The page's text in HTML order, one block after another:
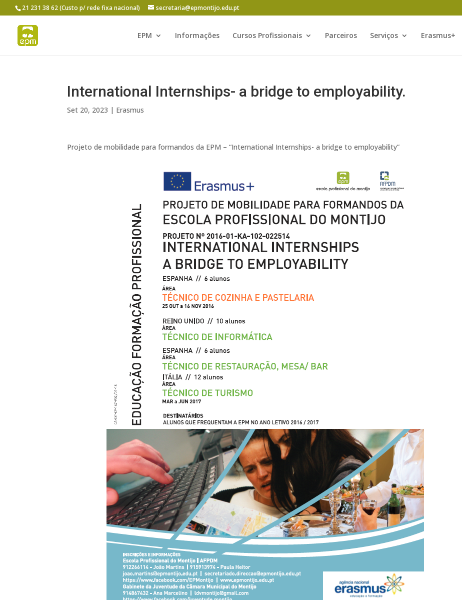
21 231 38 62 (Custo p/ rede fixa nacional) secretaria@epmontijo.edu.pt
EPM Informações Cursos Profissionais Parceiros Serviços Erasmus+
International Internships- a bridge to employability.
Set 20, 2023 | Erasmus
Projeto de mobilidade para formandos da EPM – “International Internships- a bridge to employability”